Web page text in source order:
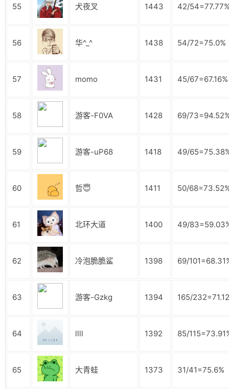
55 犬夜叉 1443 42/
56 华^_^ 1438 54/72=75.0%
57 momo 1431 45/67=67.16%
58 游客-F0VA 1428 69/
59 游客-uP68 1418 49/
60 哲😇 1411 50/
61 北环大道 1400 49/
62 冷泡脆脆鲨 1398 69/
63 游客-Gzkg 1394 165/
64 llll 1392 85/
65 大青蛙 1373 31/41=75.6%